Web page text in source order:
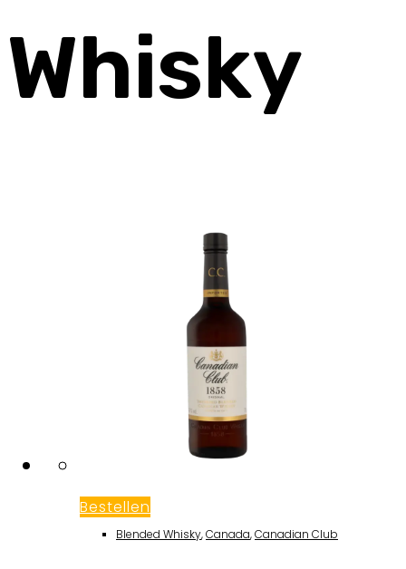
Whisky
Bestellen
Blended Whisky,Canada,Canadian Club